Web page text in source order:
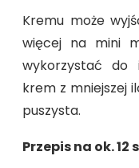
Kremu może
więcej na mini
wykorzystać do
krem z mniejszej
puszysta.
Przepis na ok. 12